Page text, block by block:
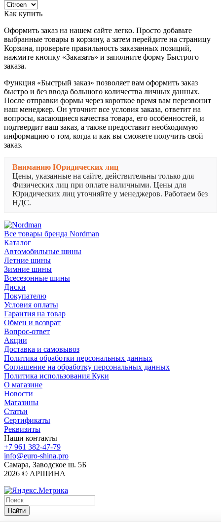
Как купить
Оформить заказ на нашем сайте легко. Просто добавьте
выбранные товары в корзину, а затем перейдите на страницу
Корзина, проверьте правильность заказанных позиций,
нажмите кнопку «Заказать» и заполните форму Быстрого
заказа.
Функция «Быстрый заказ» позволяет вам оформить заказ
быстро и без ввода большого количества личных данных.
После отправки формы через короткое время вам перезвонит
наш менеджер. Он уточнит все условия заказа, ответит на
вопросы, касающиеся качества товара, его особенностей, и
подтвердит ваш заказ, а также предоставит необходимую
информацию о том, когда и как вы сможете получить свой
заказ.
Вниманию Юридических лиц
Цены, указанные на сайте, действительны только для
Физических лиц при оплате наличными. Цены для
Юридических лиц уточняйте у менеджеров. Работаем без
НДС.
Все товары бренда Nordman
Каталог
Автомобильные шины
Летние шины
Зимние шины
Всесезонные шины
Диски
Покупателю
Условия оплаты
Гарантия на товар
Обмен и возврат
Вопрос-ответ
Акции
Доставка и самовывоз
Политика обработки персональных данных
Соглашение на обработку персональных данных
Политика использования Куки
О магазине
Новости
Магазины
Статьи
Сертификаты
Реквизиты
Наши контакты
+7 961 382-47-79
info@euro-shina.pro
Самара, Заводское ш. 5Б
2026 © АРШИНА
Найти